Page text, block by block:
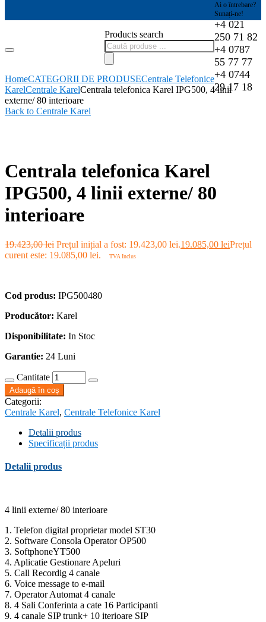
Products search
Ai o întrebare?
Sunați-ne!
+4 021
250 71 82
+4 0787
55 77 77
+4 0744
29 17 18
HomeCATEGORII DE PRODUSECentrale Telefonice
KarelCentrale KarelCentrala telefonica Karel IPG500, 4 linii
externe/ 80 interioare
Back to Centrale Karel
Centrala telefonica Karel
IPG500, 4 linii externe/ 80
interioare
19.423,00lei Prețul inițial a fost: 19.423,00 lei.19.085,00 leiPrețul
curent este: 19.085,00 lei.
TVA Inclus
Cod produs: IPG500480
Producător: Karel
Disponibilitate: In Stoc
Garantie: 24 Luni
Cantitate
Adaugă în coș
Categorii:
Centrale Karel, Centrale Telefonice Karel
Detalii produs
Specificații produs
Detalii produs
4 linii externe/ 80 interioare
1. Telefon digital proprietar model ST30
2. Software Consola Operator OP500
3. SoftphoneYT500
4. Aplicatie Gestionare Apeluri
5. Call Recordig 4 canale
6. Voice message to e-mail
7. Operator Automat 4 canale
8. 4 Sali Conferinta a cate 16 Participanti
9. 4 canale SIP trunk+ 10 iterioare SIP